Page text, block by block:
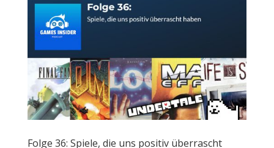
Folge 36: Spiele, die uns positiv überrascht